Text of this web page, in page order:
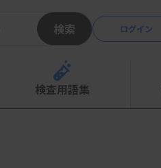
検索 ログイン
検査用語集